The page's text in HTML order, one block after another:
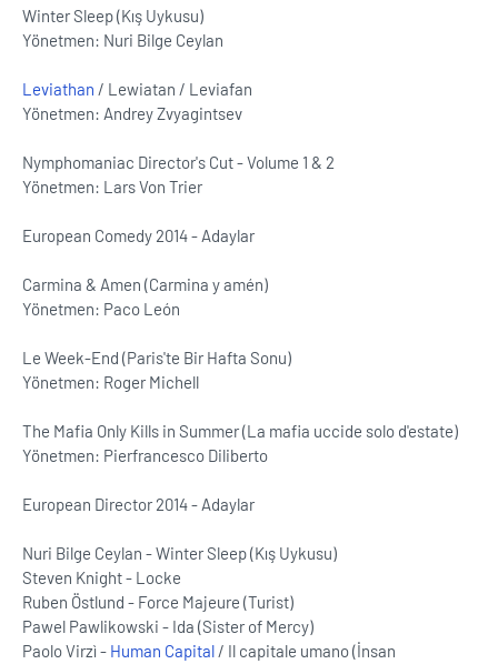
Winter Sleep (Kış Uykusu)
Yönetmen: Nuri Bilge Ceylan
Leviathan / Lewiatan / Leviafan
Yönetmen: Andrey Zvyagintsev
Nymphomaniac Director's Cut - Volume 1 & 2
Yönetmen: Lars Von Trier
European Comedy 2014 - Adaylar
Carmina & Amen (Carmina y amén)
Yönetmen: Paco León
Le Week-End (Paris'te Bir Hafta Sonu)
Yönetmen: Roger Michell
The Mafia Only Kills in Summer (La mafia uccide solo d'estate)
Yönetmen: Pierfrancesco Diliberto
European Director 2014 - Adaylar
Nuri Bilge Ceylan - Winter Sleep (Kış Uykusu)
Steven Knight - Locke
Ruben Östlund - Force Majeure (Turist)
Pawel Pawlikowski - Ida (Sister of Mercy)
Paolo Virzì - Human Capital / Il capitale umano (İnsan